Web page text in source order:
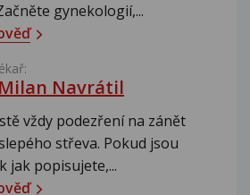
gynekologií,...
Navrátil
vždy podezření na zánět
střeva. Pokud jsou
jak popisujete,...